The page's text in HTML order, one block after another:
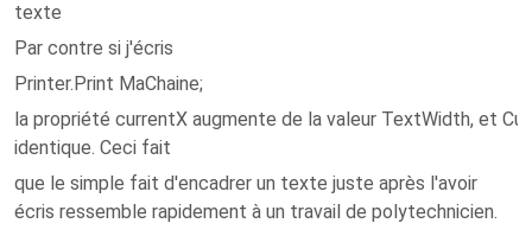
texte
Par contre si j'écris
Printer.Print MaChaine;
la propriété currentX augmente de la valeur TextWidth, et
identique. Ceci fait
que le simple fait d'encadrer un texte juste après l'avoir
écris ressemble rapidement à un travail de polytechnicien.